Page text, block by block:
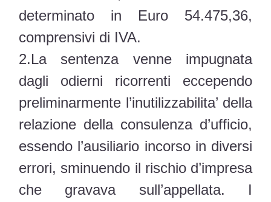
determinato in Euro 54.475,36,
comprensivi di IVA.
2.La sentenza venne impugnata
dagli odierni ricorrenti eccependo
preliminarmente l’inutilizzabilita’ della
relazione della consulenza d’ufficio,
essendo l’ausiliario incorso in diversi
errori, sminuendo il rischio d’impresa
che gravava sull’appellata. I